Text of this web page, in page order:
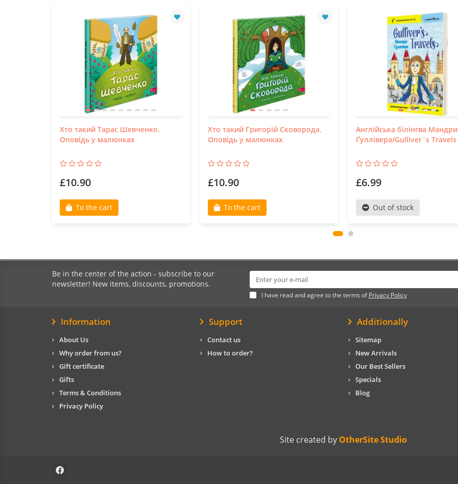
Хто такий Тарас Шевченко.
Оповідь у малюнках
£10.90
To the cart
Хто такий Григорій Сковорода.
Оповідь у малюнках
£10.90
To the cart
Англійська білінгва Мандри
Ґуллівера/Gulliver`s Travels
£6.99
Out of stock
Be in the center of the action - subscribe to our
newsletter! New items, discounts, promotions.
I have read and agree to the terms ofPrivacy Policy
Information
About Us
Why order from us?
Gift certificate
Gifts
Terms & Conditions
Privacy Policy
Support
Contact us
How to order?
Additionally
Sitemap
New Arrivals
Our Best Sellers
Specials
Blog
Site created by OtherSite Studio